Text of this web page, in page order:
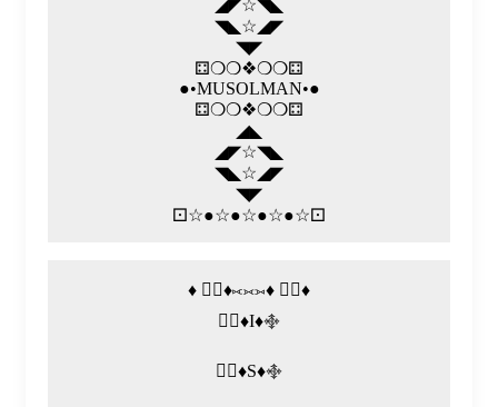
◢◤☆◥◣
◥◣☆◢◤
◥◤
⚃❍❍❖❍❍⚃
●•MUSOLMAN•●
⚃❍❍❖❍❍⚃
◢◣
◢◤☆◥◣
◥◣☆◢◤
◥◤
⚀☆●☆●☆●☆●☆⚀
♦️ ⃢⃟♦️⟖⟗⟕♦️ ⃢⃟♦️
࿇⃝♦️I♦️࿇
࿇⃝♦️S♦️࿇